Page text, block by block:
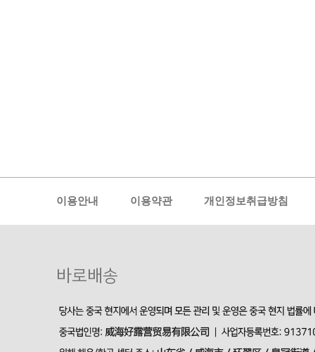
이용안내 이용약관 개인정보취급방침
바로배송